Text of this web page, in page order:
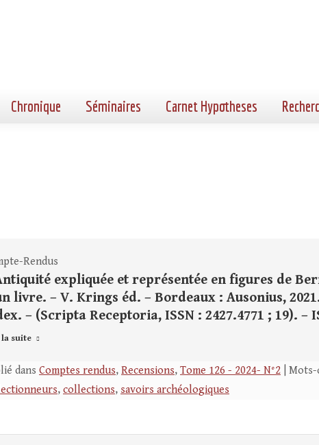
Chronique Séminaires Carnet Hypotheses
Rendus
expliquée et représentée en figures de
livre. – V. Krings éd. – Bordeaux : Ausonius,
– (Scripta Receptoria, ISSN : 2427.4771 ; 19). –
suite
dans Comptes rendus, Recensions, Tome 126 - 2024- N°2 |
, collections, savoirs archéologiques